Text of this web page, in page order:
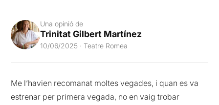
Una opinió de
Trinitat Gilbert Martínez
10/06/2025 · Teatre Romea
Me l’havien recomanat moltes vegades, i quan es va
estrenar per primera vegada, no en vaig trobar